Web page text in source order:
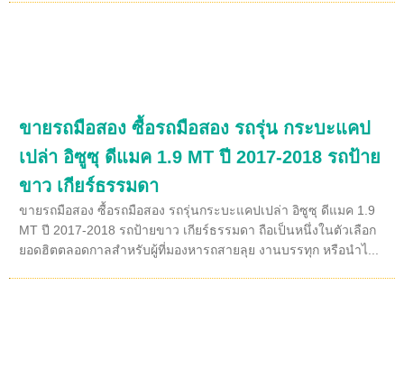
ขายรถมือสอง ซื้อรถมือสอง รถรุ่น กระบะแคป
เปล่า อิซูซุ ดีแมค 1.9 MT ปี 2017-2018 รถป้าย
ขาว เกียร์ธรรมดา
ขายรถมือสอง ซื้อรถมือสอง รถรุ่นกระบะแคปเปล่า อิซูซุ ดีแมค 1.9
MT ปี 2017-2018 รถป้ายขาว เกียร์ธรรมดา ถือเป็นหนึ่งในตัวเลือก
ยอดฮิตตลอดกาลสำหรับผู้ที่มองหารถสายลุย งานบรรทุก หรือนำไ...